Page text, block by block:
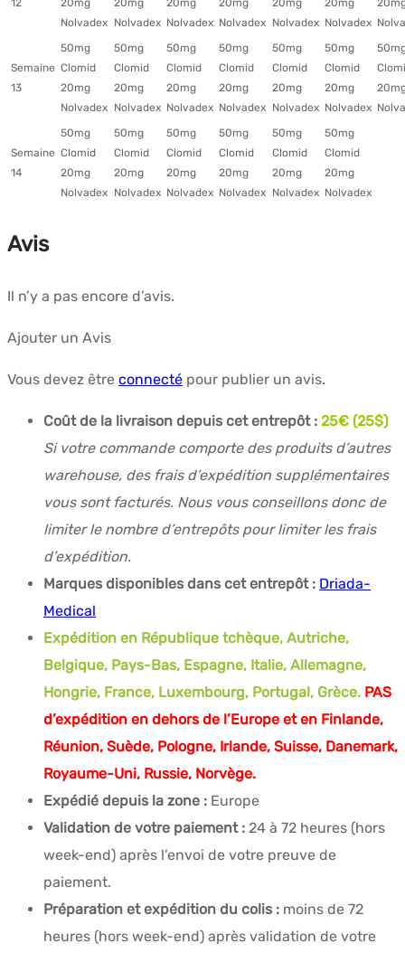
12
20mg
Nolvadex
20mg
Nolvadex
20mg
Nolvadex
20mg
Nolvadex
20mg
Nolvadex
20mg
Nolvadex
Semaine
13
50mg
Clomid
20mg
Nolvadex
50mg
Clomid
20mg
Nolvadex
50mg
Clomid
20mg
Nolvadex
50mg
Clomid
20mg
Nolvadex
50mg
Clomid
20mg
Nolvadex
50mg
Clomid
20mg
Nolvadex
Semaine
14
50mg
Clomid
20mg
Nolvadex
50mg
Clomid
20mg
Nolvadex
50mg
Clomid
20mg
Nolvadex
50mg
Clomid
20mg
Nolvadex
50mg
Clomid
20mg
Nolvadex
50mg
Clomid
20mg
Nolvadex
Avis
Il n’y a pas encore d’avis.
Ajouter un Avis
Vous devez être connecté pour publier un avis.
Coût de la livraison depuis cet entrepôt : 25€ (25$)
Si votre commande comporte des produits d’autres
warehouse, des frais d’expédition supplémentaires
vous sont facturés. Nous vous conseillons donc de
limiter le nombre d’entrepôts pour limiter les frais
d’expédition.
Marques disponibles dans cet entrepôt : Driada-
Medical
Expédition en République tchèque, Autriche,
Belgique, Pays-Bas, Espagne, Italie, Allemagne,
Hongrie, France, Luxembourg, Portugal, Grèce. PAS
d’expédition en dehors de l’Europe et en Finlande,
Réunion, Suède, Pologne, Irlande, Suisse, Danemark,
Royaume-Uni, Russie, Norvège.
Expédié depuis la zone : Europe
Validation de votre paiement : 24 à 72 heures (hors
week-end) après l’envoi de votre preuve de
paiement.
Préparation et expédition du colis : moins de 72
heures (hors week-end) après validation de votre